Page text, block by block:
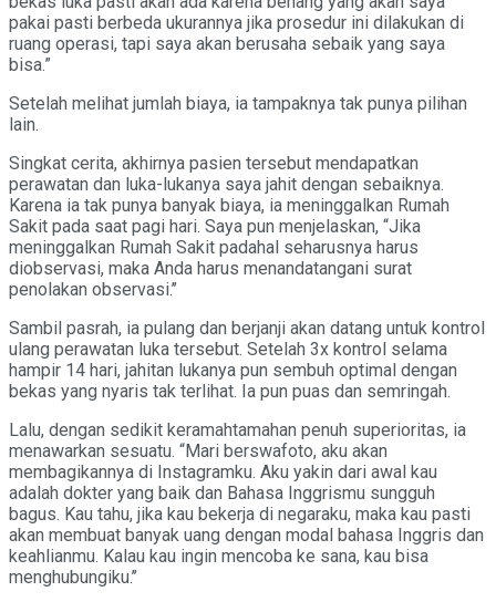
pakai pasti berbeda ukurannya jika prosedur ini dilakukan di
ruang operasi, tapi saya akan berusaha sebaik yang saya
bisa.”
Setelah melihat jumlah biaya, ia tampaknya tak punya pilihan
lain.
Singkat cerita, akhirnya pasien tersebut mendapatkan
perawatan dan luka-lukanya saya jahit dengan sebaiknya.
Karena ia tak punya banyak biaya, ia meninggalkan Rumah
Sakit pada saat pagi hari. Saya pun menjelaskan, “Jika
meninggalkan Rumah Sakit padahal seharusnya harus
diobservasi, maka Anda harus menandatangani surat
penolakan observasi.’’
Sambil pasrah, ia pulang dan berjanji akan datang untuk kontrol
ulang perawatan luka tersebut. Setelah 3x kontrol selama
hampir 14 hari, jahitan lukanya pun sembuh optimal dengan
bekas yang nyaris tak terlihat. Ia pun puas dan semringah.
Lalu, dengan sedikit keramahtamahan penuh superioritas, ia
menawarkan sesuatu. “Mari berswafoto, aku akan
membagikannya di Instagramku. Aku yakin dari awal kau
adalah dokter yang baik dan Bahasa Inggrismu sungguh
bagus. Kau tahu, jika kau bekerja di negaraku, maka kau pasti
akan membuat banyak uang dengan modal bahasa Inggris dan
keahlianmu. Kalau kau ingin mencoba ke sana, kau bisa
menghubungiku.’’